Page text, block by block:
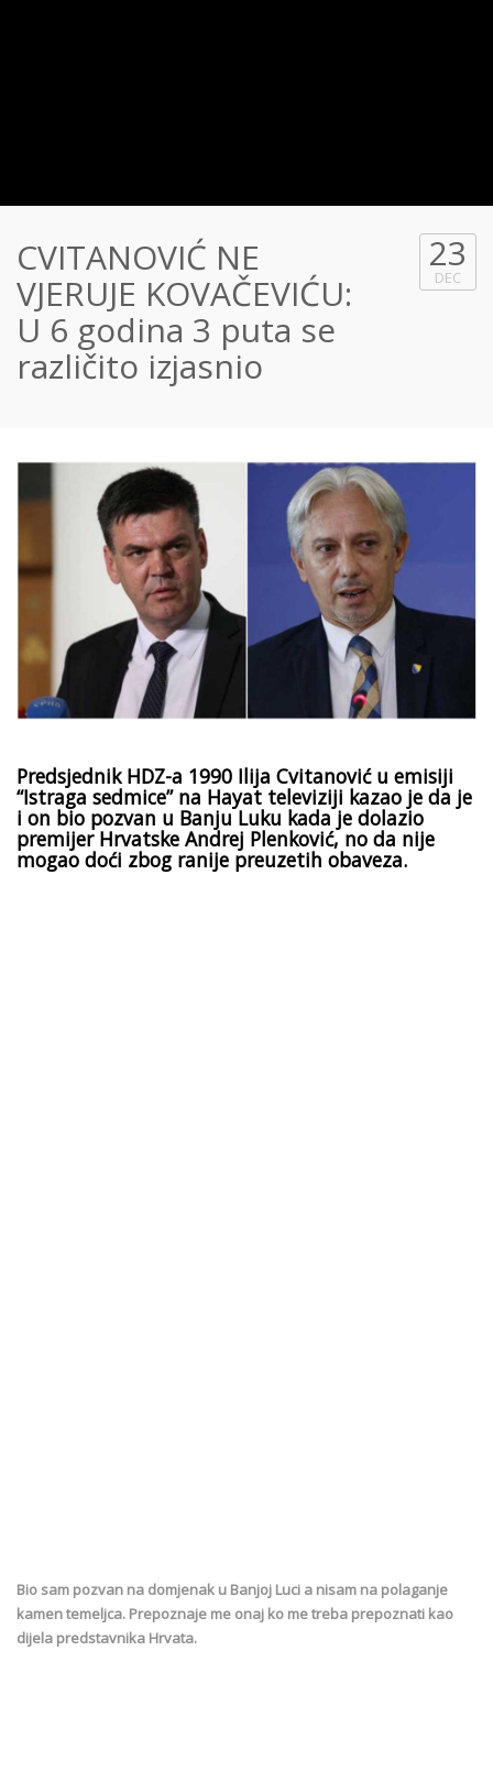
CVITANOVIĆ NE
VJERUJE KOVAČEVIĆU:
U 6 godina 3 puta se
različito izjasnio
23
DEC
Predsjednik HDZ-a 1990 Ilija Cvitanović u emisiji
“Istraga sedmice” na Hayat televiziji kazao je da je
i on bio pozvan u Banju Luku kada je dolazio
premijer Hrvatske Andrej Plenković, no da nije
mogao doći zbog ranije preuzetih obaveza.
Bio sam pozvan na domjenak u Banjoj Luci a nisam na polaganje
kamen temeljca. Prepoznaje me onaj ko me treba prepoznati kao
dijela predstavnika Hrvata.